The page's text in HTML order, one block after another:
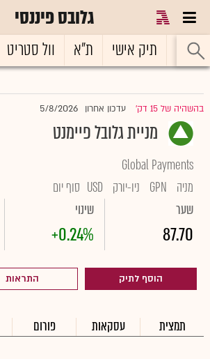
גלובס פיננסי
ראשי תיק אישי ת"א וול סטריט
בהשהיה של 15 דק' עדכון אחרון 5/8/2026
מניית גלובל פיימנט
Global Payments
מניה
GPN ניו-יורק USD סוף יום
שער
87.70
שינוי
+0.24%
הוסף לתיק התראות
תמצית עסקאות פורום